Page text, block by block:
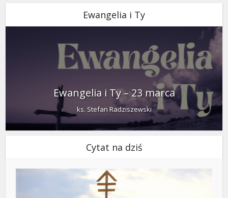
Ewangelia i Ty
Ewangelia i Ty – 23 marca
ks. Stefan Radziszewski
Cytat na dziś